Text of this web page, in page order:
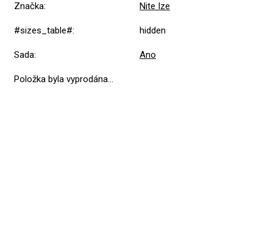
Značka: Nite Ize
#sizes_table#: hidden
Sada: Ano
Položka byla vyprodána…